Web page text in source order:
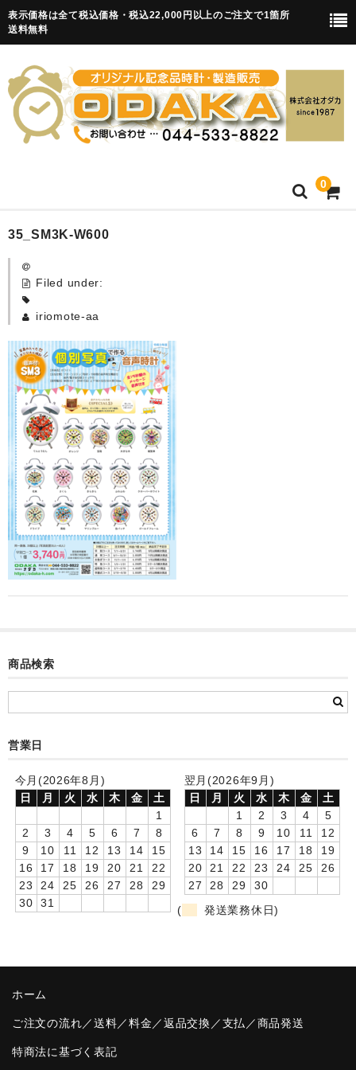
表示価格は全て税込価格・税込22,000円以上のご注文で1箇所
送料無料
0
HOME
卒園記念品
カード付フォトフレームクロック(集合)
目覚まし時計(集合＋個別)
メロディ時計(集合)
音声時計(集合)
目覚まし時計(個別)
お絵かきギャラリープラス(絵＋個別)
メロディ時計(個別)
お絵かきギャラリー
卒園DVDアルバム
卒業記念品
音声入りフォトフレームクロック(集合)
音声入りフォトフレームクロック(校歌)
スポーツウォッチ
35_SM3K-W600
Filed under:
iriomote-aa
商品検索
営業日
今月(2026年8月)
日
月 火 水 木 金
土
1
2
3 4 5 6 7
8
9
10 11 12 13 14
15
16
17 18 19 20 21
22
23
24 25 26 27 28
29
30
31
翌月(2026年9月)
日
月 火 水 木 金
土
1
2 3 4
5
6
7 8 9 10 11
12
13
14 15 16 17 18
19
20
21 22 23 24 25
26
27
28 29
30
(
発送業務休日)
ホーム
ご注文の流れ／送料／料金／返品交換／支払／商品発送
特商法に基づく表記